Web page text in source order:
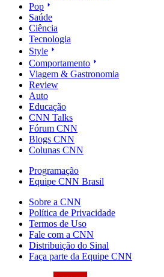
Pop
Saúde
Ciência
Tecnologia
Style
Comportamento
Viagem & Gastronomia
Review
Auto
Educação
CNN Talks
Fórum CNN
Blogs CNN
Colunas CNN
Programação
Equipe CNN Brasil
Sobre a CNN
Política de Privacidade
Termos de Uso
Fale com a CNN
Distribuição do Sinal
Faça parte da Equipe CNN